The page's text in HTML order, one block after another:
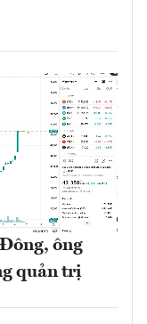
ông
quản trị